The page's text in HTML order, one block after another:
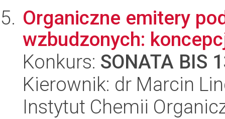
Organiczne emitery
wzbudzonych:
Konkurs: SONATA BIS
Kierownik: dr Marcin
Instytut Chemii